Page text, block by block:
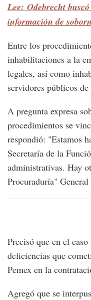
Lee: Odebrecht
información de
Entre los
inhabilitaciones a la
legales, así como
servidores públicos
A pregunta expresa
procedimientos se
respondió: "Estamos
Secretaría de la
administrativas. Hay
Procuraduría"
Precisó que en el
deficiencias que
Pemex en la
Agregó que se